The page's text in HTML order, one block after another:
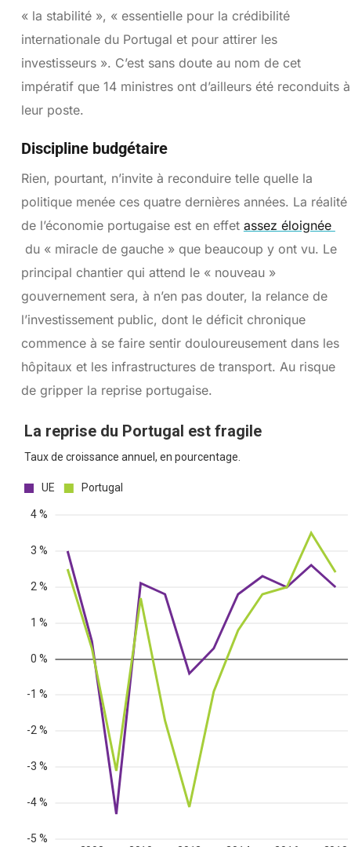
« la stabilité », « essentielle pour la crédibilité
internationale du Portugal et pour attirer les
investisseurs ». C’est sans doute au nom de cet
impératif que 14 ministres ont d’ailleurs été reconduits à
leur poste.
Discipline budgétaire
Rien, pourtant, n’invite à reconduire telle quelle la
politique menée ces quatre dernières années. La réalité
de l’économie portugaise est en effet assez éloignée
du « miracle de gauche » que beaucoup y ont vu. Le
principal chantier qui attend le « nouveau »
gouvernement sera, à n’en pas douter, la relance de
l’investissement public, dont le déficit chronique
commence à se faire sentir douloureusement dans les
hôpitaux et les infrastructures de transport. Au risque
de gripper la reprise portugaise.